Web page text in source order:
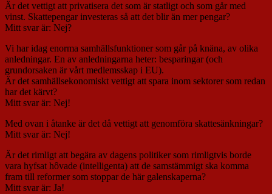
Är det vettigt att privatisera det som är statligt och som går med
vinst. Skattepengar investeras så att det blir än mer pengar?
Mitt svar är: Nej?
Vi har idag enorma samhällsfunktioner som går på knäna, av olika
anledningar. En av anledningarna heter: besparingar (och
grundorsaken är vårt medlemsskap i EU).
Är det samhällsekonomiskt vettigt att spara inom sektorer som redan
har det kärvt?
Mitt svar är: Nej!
Med ovan i åtanke är det då vettigt att genomföra skattesänkningar?
Mitt svar är: Nej!
Är det rimligt att begära av dagens politiker som rimligtvis borde
vara hyfsat hôvade (intelligenta) att de samstämmigt ska komma
fram till reformer som stoppar de här galenskaperna?
Mitt svar är: Ja!